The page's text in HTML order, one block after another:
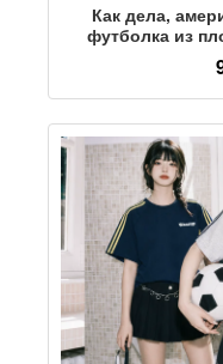
Как дела,
футболка из
рукавами в
новинка